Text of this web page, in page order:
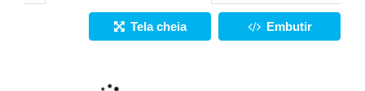
Tela cheia Embutir